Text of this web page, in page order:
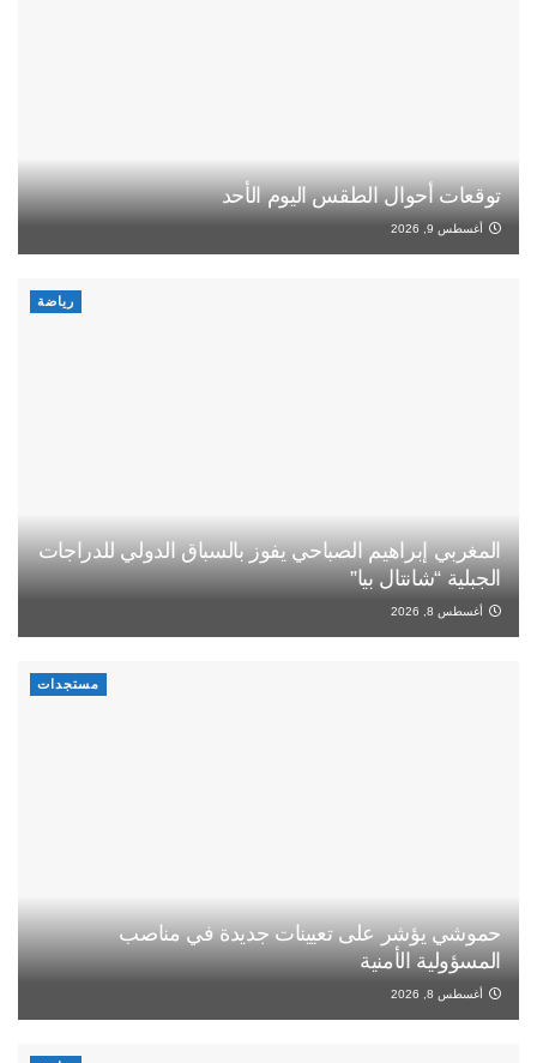
توقعات أحوال الطقس اليوم الأحد
أغسطس 9, 2026
رياضة
المغربي إبراهيم الصباحي يفوز بالسباق الدولي للدراجات
الجبلية “شانتال بيا”
أغسطس 8, 2026
مستجدات
حموشي يؤشر على تعيينات جديدة في مناصب
المسؤولية الأمنية
أغسطس 8, 2026